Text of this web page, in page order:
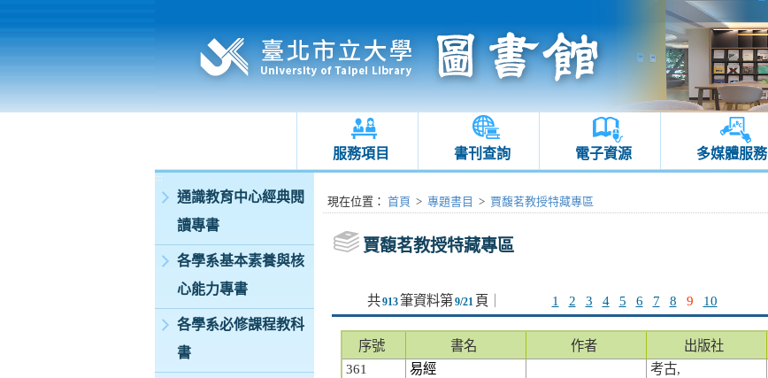
服務項目 書刊查詢 電子資源 多媒體服務
:::
通識教育中心經典閱
讀專書
各學系基本素養與核
心能力專書
各學系必修課程教科
書
:::現在位置 ： 首頁 > 專題書目 > 賈馥茗教授特藏專區
賈馥茗教授特藏專區
共913筆資料第 9/21 頁 1 2 3 4 5 6 7 8 9 10
序號 書名 作者 出版社
361
易經
考古,